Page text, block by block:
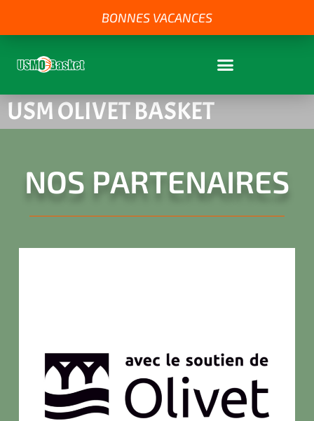
BONNES VACANCES
USM OLIVET BASKET
NOS PARTENAIRES